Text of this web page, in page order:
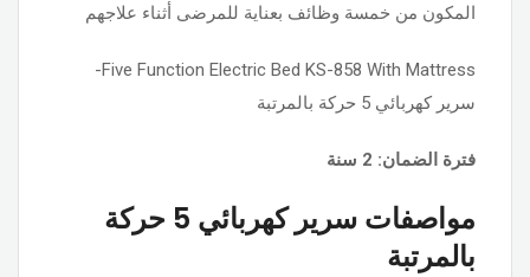
المكون من خمسة وظائف بعناية للمرضى أثناء علاجهم
Five Function Electric Bed KS-858 With Mattress-
سرير كهربائي 5 حركة بالمرتبة
فترة الضمان: 2 سنة
مواصفات سرير كهربائي 5 حركة
بالمرتبة